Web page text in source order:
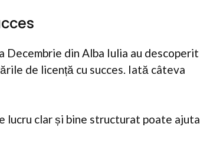
din Alba Iulia au descoperit
de licență cu succes. Iată câteva
lucru clar și bine structurat poate ajuta